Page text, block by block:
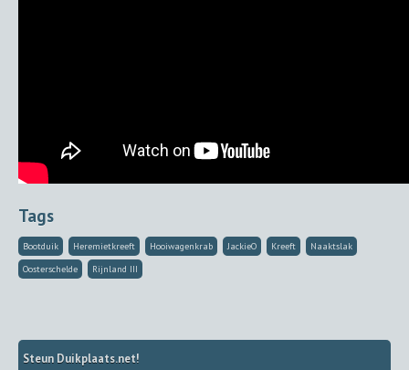
Tags
Bootduik Heremietkreeft Hooiwagenkrab JackieO Kreeft
Naaktslak
Oosterschelde
Rijnland III
Steun Duikplaats.net!